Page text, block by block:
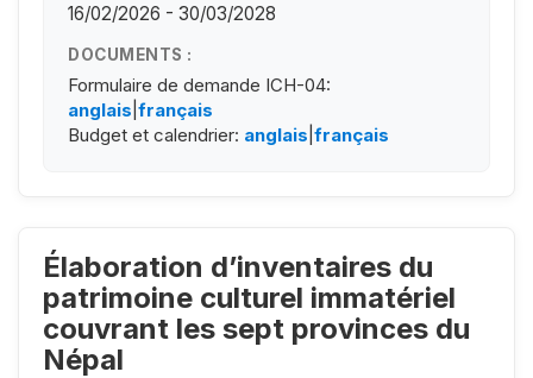
16/02/2026 - 30/03/2028
DOCUMENTS :
Formulaire de demande ICH-04:
anglais français
Budget et calendrier: anglais français
Élaboration d’inventaires du
patrimoine culturel immatériel
couvrant les sept provinces du
Népal